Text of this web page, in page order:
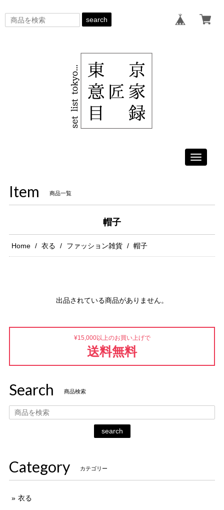
search
Toggle
Item 商品一覧
帽子
Home 衣る ファッション雑貨 帽子
出品されている商品がありません。
¥15,000以上のお買い上げで
送料無料
Search 商品検索
search
Category カテゴリー
衣る